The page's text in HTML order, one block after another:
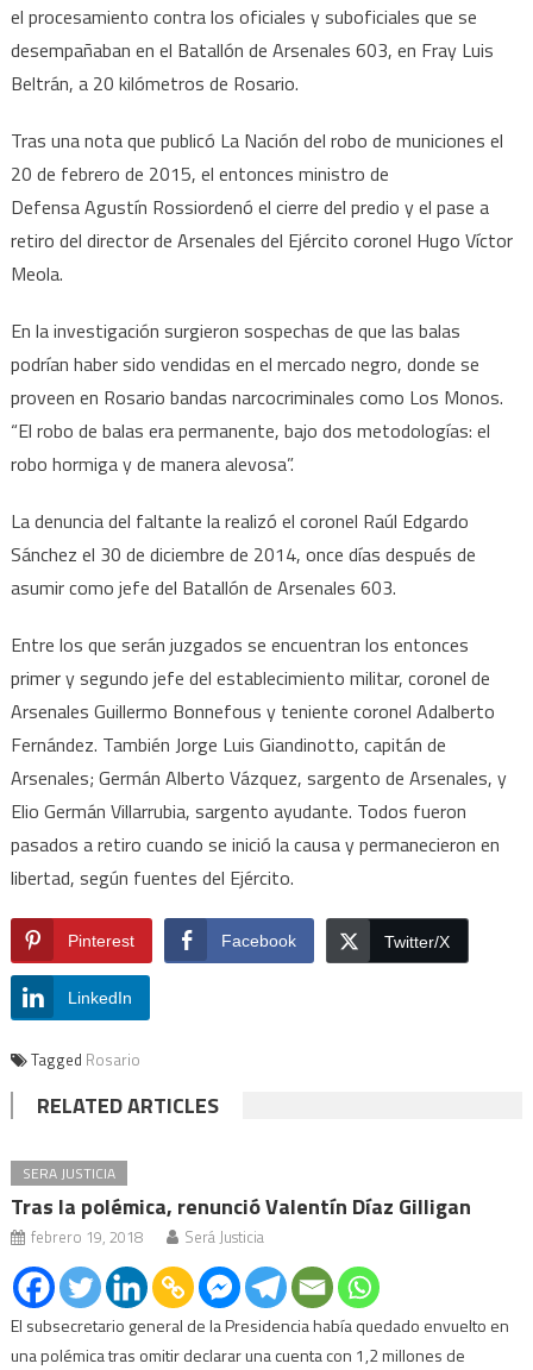
el procesamiento contra los oficiales y suboficiales que se
desempañaban en el Batallón de Arsenales 603, en Fray Luis
Beltrán, a 20 kilómetros de Rosario.
Tras una nota que publicó La Nación del robo de municiones el
20 de febrero de 2015, el entonces ministro de
Defensa Agustín Rossiordenó el cierre del predio y el pase a
retiro del director de Arsenales del Ejército coronel Hugo Víctor
Meola.
En la investigación surgieron sospechas de que las balas
podrían haber sido vendidas en el mercado negro, donde se
proveen en Rosario bandas narcocriminales como Los Monos.
“El robo de balas era permanente, bajo dos metodologías: el
robo hormiga y de manera alevosa”.
La denuncia del faltante la realizó el coronel Raúl Edgardo
Sánchez el 30 de diciembre de 2014, once días después de
asumir como jefe del Batallón de Arsenales 603.
Entre los que serán juzgados se encuentran los entonces
primer y segundo jefe del establecimiento militar, coronel de
Arsenales Guillermo Bonnefous y teniente coronel Adalberto
Fernández. También Jorge Luis Giandinotto, capitán de
Arsenales; Germán Alberto Vázquez, sargento de Arsenales, y
Elio Germán Villarrubia, sargento ayudante. Todos fueron
pasados a retiro cuando se inició la causa y permanecieron en
libertad, según fuentes del Ejército.
Pinterest Facebook Twitter/X
LinkedIn
Tagged Rosario
RELATED ARTICLES
SERA JUSTICIA
Tras la polémica, renunció Valentín Díaz Gilligan
febrero 19, 2018 Será Justicia
El subsecretario general de la Presidencia había quedado envuelto en
una polémica tras omitir declarar una cuenta con 1,2 millones de